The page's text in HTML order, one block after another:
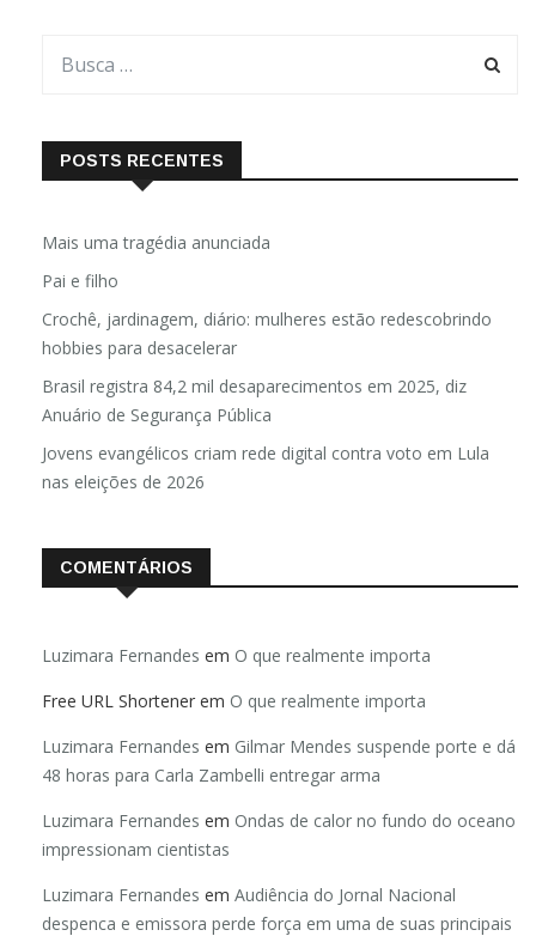
POSTS RECENTES
Mais uma tragédia anunciada
Pai e filho
Crochê, jardinagem, diário: mulheres estão redescobrindo
hobbies para desacelerar
Brasil registra 84,2 mil desaparecimentos em 2025, diz
Anuário de Segurança Pública
Jovens evangélicos criam rede digital contra voto em Lula
nas eleições de 2026
COMENTÁRIOS
Luzimara Fernandes em O que realmente importa
Free URL Shortener em O que realmente importa
Luzimara Fernandes em Gilmar Mendes suspende porte e dá
48 horas para Carla Zambelli entregar arma
Luzimara Fernandes em Ondas de calor no fundo do oceano
impressionam cientistas
Luzimara Fernandes em Audiência do Jornal Nacional
despenca e emissora perde força em uma de suas principais